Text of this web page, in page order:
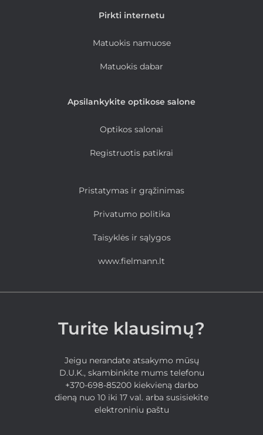
Pirkti internetu
Matuokis namuose
Matuokis dabar
Apsilankykite optikose salone
Optikos salonai
Registruotis patikrai
Pristatymas ir grąžinimas
Privatumo politika
Taisyklės ir sąlygos
www.fielmann.lt
Turite klausimų?
Jeigu nerandate atsakymo mūsų
D.U.K., skambinkite mums telefonu
+370-698-85200 kiekvieną darbo
dieną nuo 10 iki 17 val. arba susisiekite
elektroniniu paštu